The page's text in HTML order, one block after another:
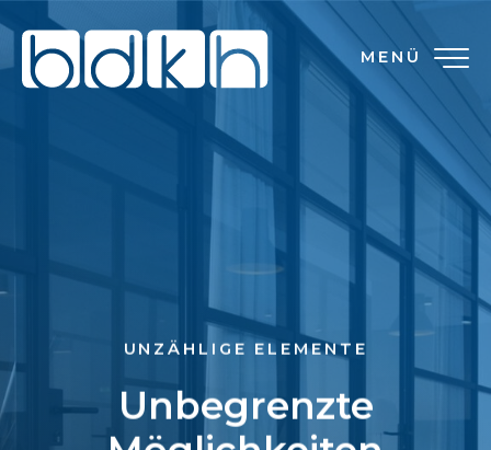
MENÜ
UNZÄHLIGE ELEMENTE
Unbegrenzte